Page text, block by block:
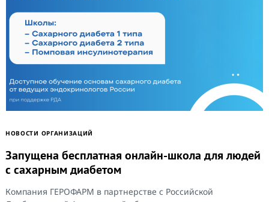
НОВОСТИ ОРГАНИЗАЦИЙ
Запущена бесплатная онлайн-школа для людей
с сахарным диабетом
Компания ГЕРОФАРМ в партнерстве с Российской